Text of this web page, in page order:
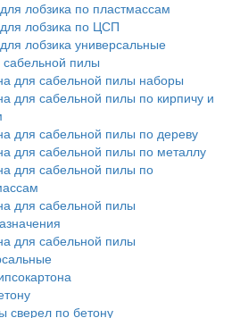
лобзика по пластмассам
лобзика по ЦСП
лобзика универсальные
пилы
для сабельной пилы наборы
для сабельной пилы по кирпичу и
для сабельной пилы по дереву
для сабельной пилы по металлу
для сабельной пилы по
для сабельной пилы
для сабельной пилы
сверел по бетону